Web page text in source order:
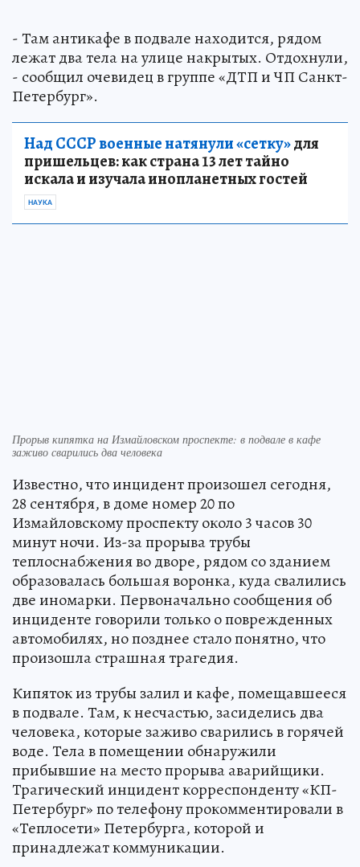
- Там антикафе в подвале находится, рядом
лежат два тела на улице накрытых. Отдохнули,
- сообщил очевидец в группе «ДТП и ЧП Санкт-
Петербург».
Над СССР военные натянули «сетку»для
пришельцев: как страна 13 лет тайно
искала и изучала инопланетных гостей
НАУКА
Прорыв кипятка на Измайловском проспекте: в подвале в кафе
заживо сварились два человека
Известно, что инцидент произошел сегодня,
28 сентября, в доме номер 20 по
Измайловскому проспекту около 3 часов 30
минут ночи. Из-за прорыва трубы
теплоснабжения во дворе, рядом со зданием
образовалась большая воронка, куда свалились
две иномарки. Первоначально сообщения об
инциденте говорили только о поврежденных
автомобилях, но позднее стало понятно, что
произошла страшная трагедия.
Кипяток из трубы залил и кафе, помещавшееся
в подвале. Там, к несчастью, засиделись два
человека, которые заживо сварились в горячей
воде. Тела в помещении обнаружили
прибывшие на место прорыва аварийщики.
Трагический инцидент корреспонденту «КП-
Петербург» по телефону прокомментировали в
«Теплосети» Петербурга, которой и
принадлежат коммуникации.